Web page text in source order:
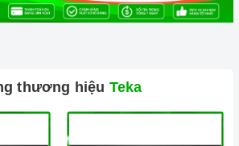
sử dụng sản phẩm
máy hút mùi sử dụng than hoạt tính, bạn
giẻ mềm, có chất tẩy rửa.
thương hiệu Teka